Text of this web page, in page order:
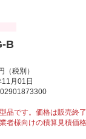
B
税別）
月01日
品です。価格は販売終
者様向けの積算見積価